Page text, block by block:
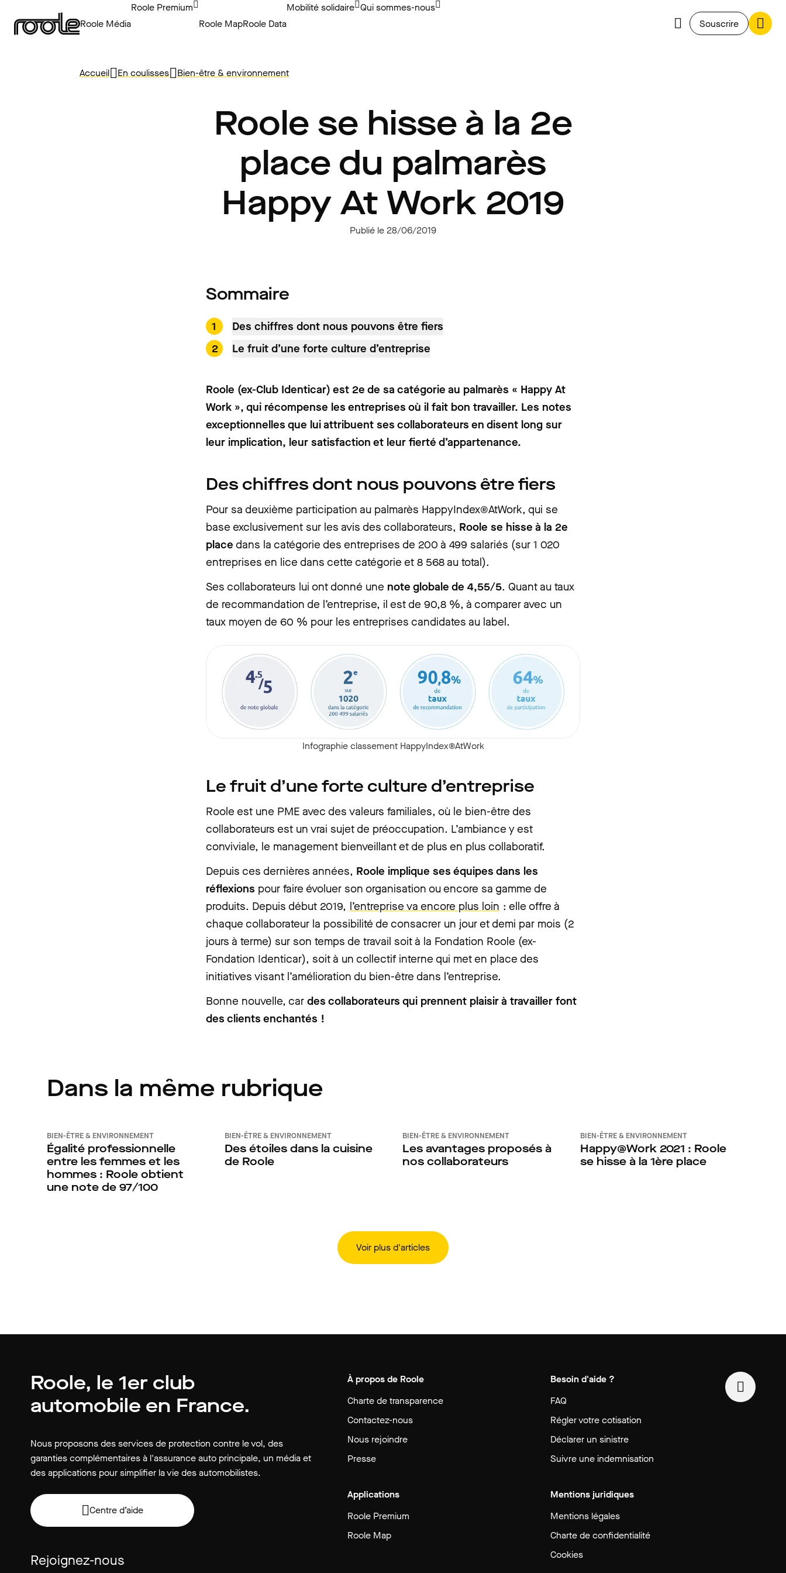
Roole Média
Roole Premium
Roole MapRoole Data
Mobilité solidaire Qui sommes-nous
Souscrire
Accueil En coulisses Bien-être & environnement
Roole se hisse à la 2e
place du palmarès
Happy At Work 2019
Publié le 28/06/2019
Sommaire
Des chiffres dont nous pouvons être fiers
Le fruit d’une forte culture d’entreprise
Roole (ex-Club Identicar) est 2e de sa catégorie au palmarès « Happy At
Work », qui récompense les entreprises où il fait bon travailler. Les notes
exceptionnelles que lui attribuent ses collaborateurs en disent long sur
leur implication, leur satisfaction et leur fierté d’appartenance.
Des chiffres dont nous pouvons être fiers
Pour sa deuxième participation au palmarès HappyIndex®AtWork, qui se
base exclusivement sur les avis des collaborateurs, Roole se hisse à la 2e
place dans la catégorie des entreprises de 200 à 499 salariés (sur 1 020
entreprises en lice dans cette catégorie et 8 568 au total).
Ses collaborateurs lui ont donné une note globale de 4,55/5. Quant au taux
de recommandation de l’entreprise, il est de 90,8 %, à comparer avec un
taux moyen de 60 % pour les entreprises candidates au label.
Infographie classement HappyIndex®AtWork
Le fruit d’une forte culture d’entreprise
Roole est une PME avec des valeurs familiales, où le bien-être des
collaborateurs est un vrai sujet de préoccupation. L’ambiance y est
conviviale, le management bienveillant et de plus en plus collaboratif.
Depuis ces dernières années, Roole implique ses équipes dans les
réflexions pour faire évoluer son organisation ou encore sa gamme de
produits. Depuis début 2019, l’entreprise va encore plus loin : elle offre à
chaque collaborateur la possibilité de consacrer un jour et demi par mois (2
jours à terme) sur son temps de travail soit à la Fondation Roole (ex-
Fondation Identicar), soit à un collectif interne qui met en place des
initiatives visant l’amélioration du bien-être dans l’entreprise.
Bonne nouvelle, car des collaborateurs qui prennent plaisir à travailler font
des clients enchantés !
Dans la même rubrique
BIEN-ÊTRE & ENVIRONNEMENT
Égalité professionnelle
entre les femmes et les
hommes : Roole obtient
une note de 97/100
BIEN-ÊTRE & ENVIRONNEMENT
Des étoiles dans la cuisine
de Roole
BIEN-ÊTRE & ENVIRONNEMENT
Les avantages proposés à
nos collaborateurs
BIEN-ÊTRE & ENVIRONNEMENT
Happy@Work 2021 : Roole
se hisse à la 1ère place
Voir plus d'articles
Roole, le 1er club
automobile en France.
Nous proposons des services de protection contre le vol, des
garanties complémentaires à l'assurance auto principale, un média et
des applications pour simplifier la vie des automobilistes.
Centre d’aide
Rejoignez-nous
À propos de Roole
Charte de transparence
Contactez-nous
Nous rejoindre
Presse
Besoin d'aide ?
FAQ
Régler votre cotisation
Déclarer un sinistre
Suivre une indemnisation
Applications
Roole Premium
Roole Map
Mentions juridiques
Mentions légales
Charte de confidentialité
Cookies